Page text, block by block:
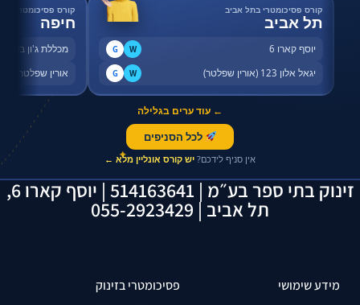
✦
קורס פסיכומטרי בתל אביב
תל אביב
יוסף קארו 6 W
G
יגאל אלון 123 (אורין שפלטר) W
G
קורס פסיכומטרי
חיפה
מכללת ג'ון
אורין שפלטר,
← עוד ערים בגלילה
לכל הסניפים
אין סניף לידכם? יש קורס אונליין מלא ←
זינוק בתי ספר בע״מ | 514163641 | יוסף קארו 6,
תל אביב | 055-2923429
מידע שימושי פסיכומטרי בזינוק